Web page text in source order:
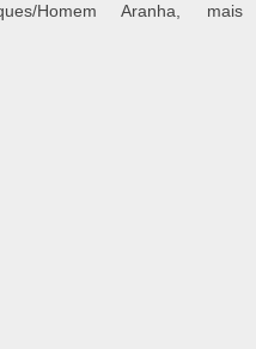
Homem Aranha, mais